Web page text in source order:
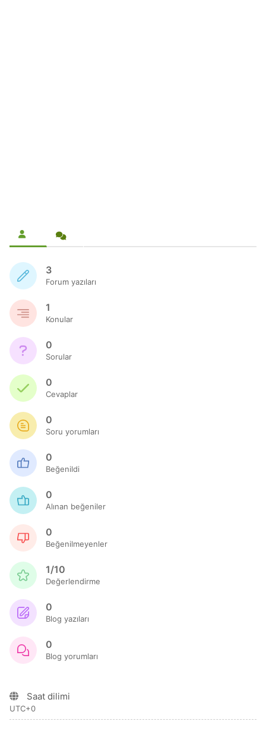
3
Forum yazıları
1
Konular
0
Sorular
0
Cevaplar
0
Soru yorumları
0
Beğenildi
0
Alınan beğeniler
0
Beğenilmeyenler
1/10
Değerlendirme
0
Blog yazıları
0
Blog yorumları
Saat dilimi
UTC+0